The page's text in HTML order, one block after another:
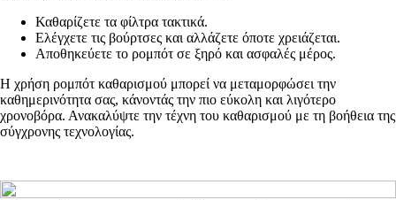
Καθαρίζετε τα φίλτρα τακτικά.
Ελέγχετε τις βούρτσες και αλλάζετε όποτε χρειάζεται.
Αποθηκεύετε το ρομπότ σε ξηρό και ασφαλές μέρος.
Η χρήση ρομπότ καθαρισμού μπορεί να μεταμορφώσει την
καθημερινότητα σας, κάνοντάς την πιο εύκολη και λιγότερο
χρονοβόρα. Ανακαλύψτε την τέχνη του καθαρισμού με τη βοήθεια της
σύγχρονης τεχνολογίας.